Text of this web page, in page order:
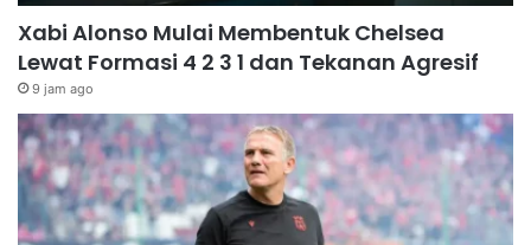
Xabi Alonso Mulai Membentuk Chelsea
Lewat Formasi 4 2 3 1 dan Tekanan Agresif
9 jam ago